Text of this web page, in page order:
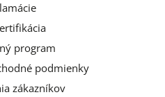
program
podmienky
zákazníkov